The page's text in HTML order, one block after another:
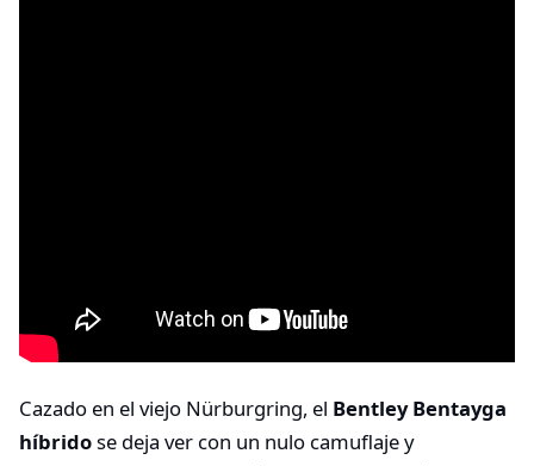
Cazado en el viejo Nürburgring, el Bentley Bentayga
híbridose deja ver con un nulo camuflaje y